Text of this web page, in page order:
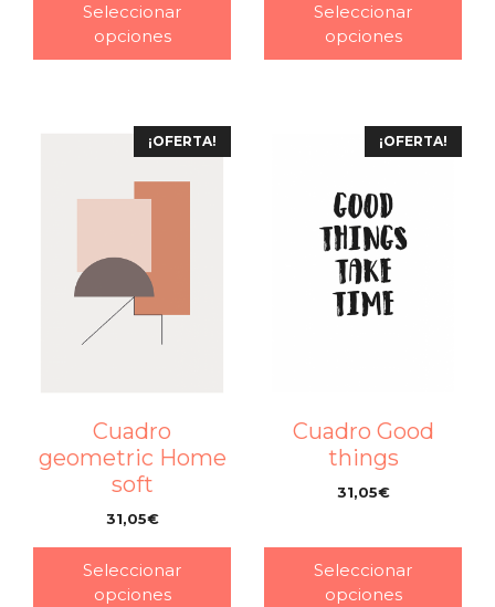
Seleccionar
opciones
Seleccionar
opciones
¡OFERTA!
Cuadro
geometric Home
soft
31,05€
Seleccionar
opciones
¡OFERTA!
Cuadro Good
things
31,05€
Seleccionar
opciones